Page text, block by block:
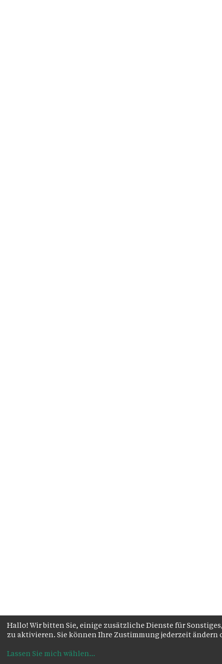
Hallo! Wir bitten Sie, einige zusätzliche Dienste für
zu aktivieren. Sie können Ihre Zustimmung jederzeit ändern
Lassen Sie mich wählen...